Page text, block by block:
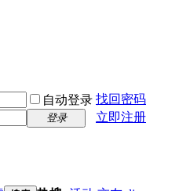
自动登录 找回密码
登录
立即注册